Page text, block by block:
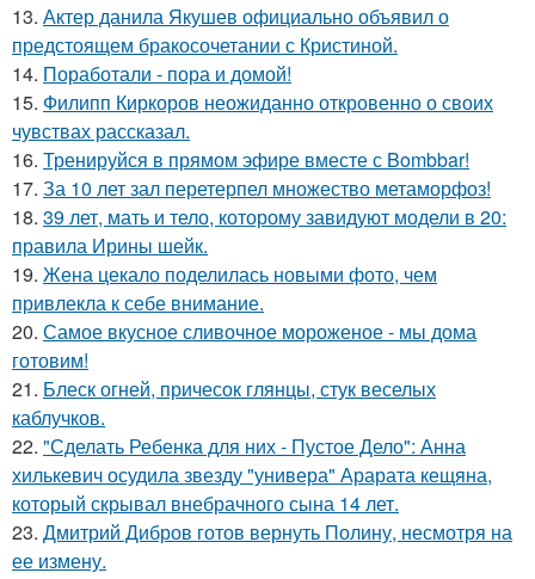
13. Актер данила Якушев официально объявил о
предстоящем бракосочетании с Кристиной.
14. Поработали - пора и домой!
15. Филипп Киркоров неожиданно откровенно о своих
чувствах рассказал.
16. Тренируйся в прямом эфире вместе с Bombbar!
17. За 10 лет зал перетерпел множество метаморфоз!
18. 39 лет, мать и тело, которому завидуют модели в 20:
правила Ирины шейк.
19. Жена цекало поделилась новыми фото, чем
привлекла к себе внимание.
20. Самое вкусное сливочное мороженое - мы дома
готовим!
21. Блеск огней, причесок глянцы, стук веселых
каблучков.
22. "Сделать Ребенка для них - Пустое Дело": Анна
хилькевич осудила звезду "универа" Арарата кещяна,
который скрывал внебрачного сына 14 лет.
23. Дмитрий Дибров готов вернуть Полину, несмотря на
ее измену.